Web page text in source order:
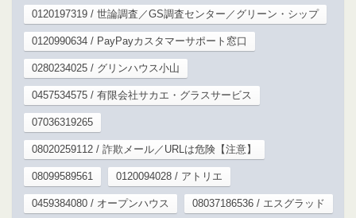
0120197319 / 世論調査／GS調査センター／グリーン・シップ
0120990634 / PayPayカスタマーサポート窓口
0280234025 / グリンハウス小山
0457534575 / 有限会社サカエ・グラスサービス
07036319265
08020259112 / 詐欺メール／URLは危険【注意】
08099589561 0120094028 / アトリエ
0459384080 / オープンハウス 08037186536 / エスグラッド